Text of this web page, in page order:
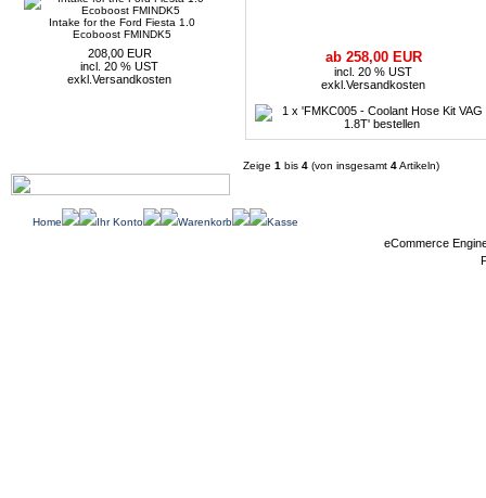
Intake for the Ford Fiesta 1.0
Ecoboost FMINDK5
208,00 EUR
incl. 20 % UST
exkl. Versandkosten
ab 258,00 EUR
incl. 20 % UST
exkl. Versandkosten
Zeige 1 bis 4 (von insgesamt 4Artikeln)
Home Ihr Konto Warenkorb Kasse
eCommerce